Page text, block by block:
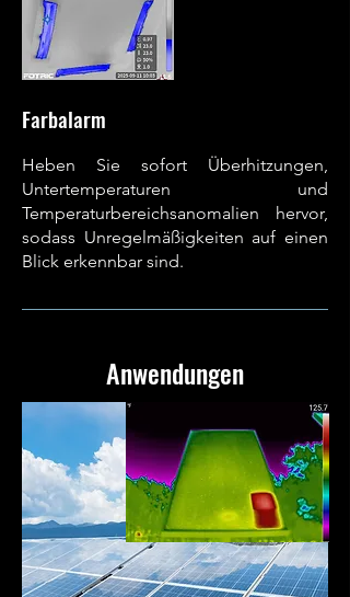
Farbalarm
Heben Sie sofort Überhitzungen,
Untertemperaturen und
Temperaturbereichsanomalien hervor,
sodass Unregelmäßigkeiten auf einen
Blick erkennbar sind.
Anwendungen